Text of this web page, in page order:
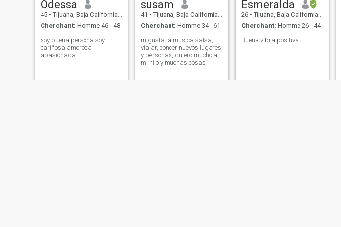
Odessa
45 • Tijuana, Baja California, Mexique
Cherchant: Homme 46 - 48
soy buena persona soy
cariñosa amorosa
apasionada
susam
41 • Tijuana, Baja California, Mexique
Cherchant: Homme 34 - 61
m gusta la musica salsa,
viajar, concer nuevos lugares
y personas, quiero mucho a
mi hijo y muchas cosas
Esmeralda
26 • Tijuana, Baja California, Mexique
Cherchant: Homme 26 - 44
Buena vibra positiva